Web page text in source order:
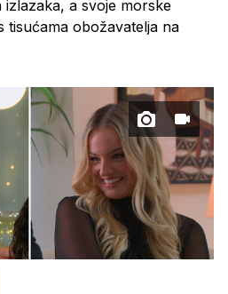
a svoje morske
tisućama obožavatelja na